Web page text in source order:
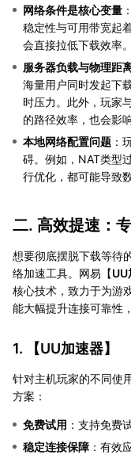
网络条件是核心变量
稳定性与可用带宽起
会直接拉低下载效率。
服务器负载与物理距
海量用户同时发起下
时压力。此外，玩家
的路径效率，也会影
本地网络配置问题 ：
碍。例如，NAT类型
行优化，都可能导致
二. 高效提速：
想要彻底摆脱下载等待
络加速工具。网易【UU
核心技术，致力于为游
能大幅提升连接可靠性
1. 【UU加速器】
针对主机玩家的不同使
方案：
免费试用 ：支持免费
稳定连接保障 ：有效